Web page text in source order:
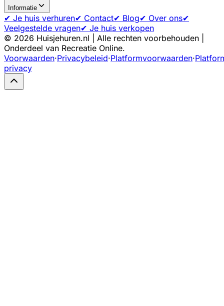
Informatie
✔ Je huis verhuren✔ Contact✔ Blog✔ Over ons✔
Veelgestelde vragen✔ Je huis verkopen
© 2026 Huisjehuren.nl | Alle rechten voorbehouden |
Onderdeel van Recreatie Online.
Voorwaarden·Privacybeleid·Platformvoorwaarden·
privacy